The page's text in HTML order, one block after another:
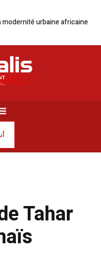
urbaine africaine
Tahar